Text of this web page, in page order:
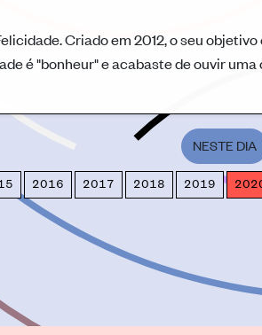
Criado em 2012, o seu
é "bonheur" e acabaste de ouvir
NESTE DIA
2016 2017 2018 2019